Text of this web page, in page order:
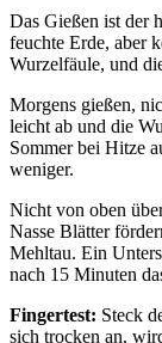
Das Gießen ist der
feuchte Erde, aber
Wurzelfäule, und
Morgens gießen,
leicht ab und die
Sommer bei Hitze
weniger.
Nicht von oben
Nasse Blätter
Mehltau. Ein
nach 15 Minuten
Fingertest: Steck
sich trocken an,